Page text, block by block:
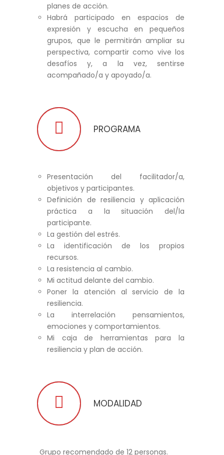
planes de acción.
Habrá participado en espacios de
expresión y escucha en pequeños
grupos, que le permitirán ampliar su
perspectiva, compartir como vive los
desafíos y, a la vez, sentirse
acompañado/a y apoyado/a.
PROGRAMA
Presentación del facilitador/a,
objetivos y participantes.
Definición de resiliencia y aplicación
práctica a la situación del/la
participante.
La gestión del estrés.
La identificación de los propios
recursos.
La resistencia al cambio.
Mi actitud delante del cambio.
Poner la atención al servicio de la
resiliencia.
La interrelación pensamientos,
emociones y comportamientos.
Mi caja de herramientas para la
resiliencia y plan de acción.
MODALIDAD
Grupo recomendado de 12 personas.